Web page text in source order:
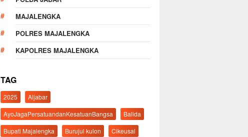
MAJALENGKA
POLRES MAJALENGKA
KAPOLRES MAJALENGKA
TAG
2025
Aljabar
AyoJagaPersatuandanKesatuanBangsa
Balida
Bupati Majalengka
Burujul kulon
Cikeusal